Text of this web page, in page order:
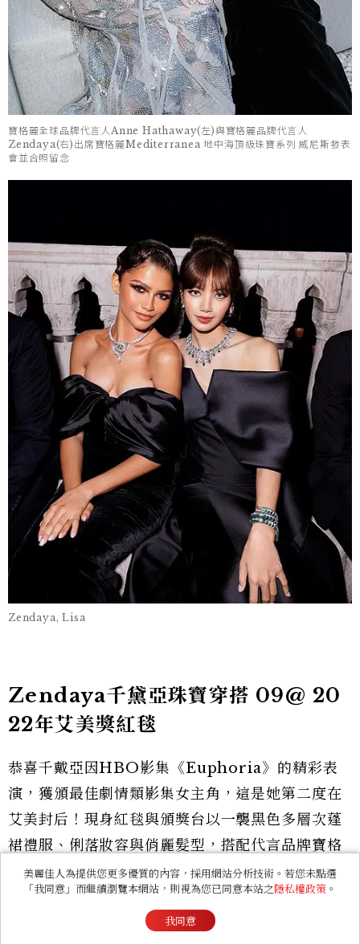
寶格麗全球品牌代言人Anne Hathaway(左)與寶格麗品牌代言人
Zendaya(右)出席寶格麗Mediterranea 地中海頂級珠寶系列 威尼斯發表
會並合照留念
Zendaya, Lisa
Zendaya千黛亞珠寶穿搭 09@ 20
22年艾美獎紅毯
恭喜千戴亞因HBO影集《Euphoria》的精彩表
演，獲頒最佳劇情類影集女主角，這是她第二度在
艾美封后！現身紅毯與頒獎台以一襲黑色多層次蓬
裙禮服、俐落妝容與俏麗髮型，搭配代言品牌寶格
麗BVLGARI的頂級鑽石貼頸項鍊（鑲嵌1顆橢圓
形切割鑽石4.45克拉、1顆圓形明亮切割鑽石與密鑲
鑽石總重約12.96克拉）、釘式耳環與戒指，呈現復
美麗佳人為提供您更多優質的內容，採用網站分析技術。若您未點選
「我同意」而繼續瀏覽本網站，則視為您已同意本站之隱私權政策 。
我同意